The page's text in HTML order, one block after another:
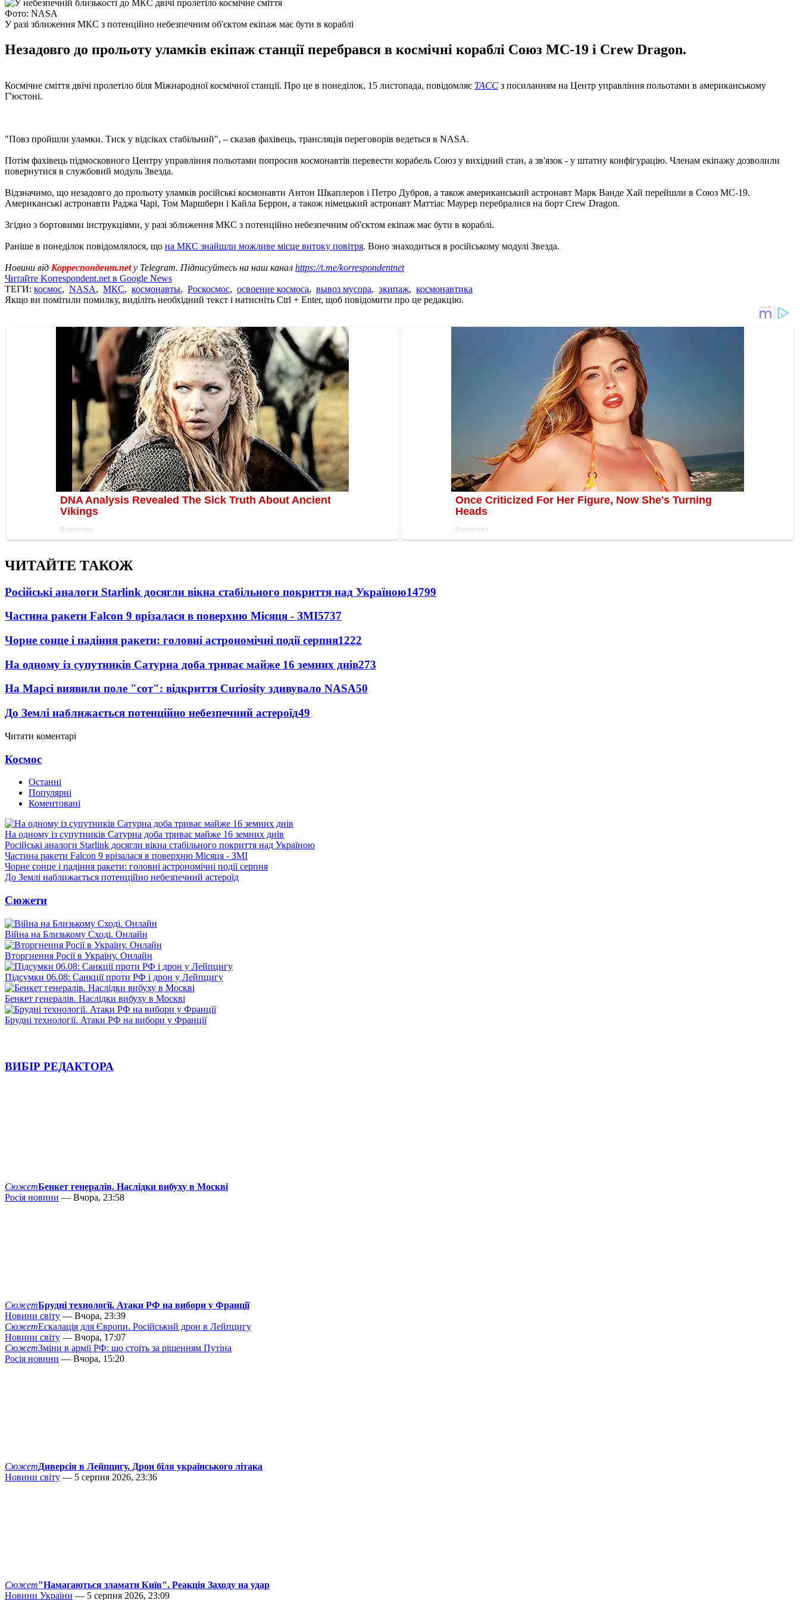
Фото: NASA
У разі зближення МКС з потенційно небезпечним об'єктом екіпаж має бути в кораблі
Незадовго до прольоту уламків екіпаж станції перебрався в космічні кораблі Союз МС-19 і Crew Dragon.
Космічне сміття двічі пролетіло біля Міжнародної космічної станції. Про це в понеділок, 15 листопада, повідомляє ТАСС з посиланням на Центр управління польотами в американському
Г'юстоні.
"Повз пройшли уламки. Тиск у відсіках стабільний", – сказав фахівець, трансляція переговорів ведеться в NASA.
Потім фахівець підмосковного Центру управління польотами попросив космонавтів перевести корабель Союз у вихідний стан, а зв'язок - у штатну конфігурацію. Членам екіпажу дозволили
повернутися в службовий модуль Звезда.
Відзначимо, що незадовго до прольоту уламків російські космонавти Антон Шкаплеров і Петро Дубров, а також американський астронавт Марк Ванде Хай перейшли в Союз МС-19.
Американські астронавти Раджа Чарі, Том Маршберн і Кайла Беррон, а також німецький астронавт Маттіас Маурер перебралися на борт Crew Dragon.
Згідно з бортовими інструкціями, у разі зближення МКС з потенційно небезпечним об'єктом екіпаж має бути в кораблі.
Раніше в понеділок повідомлялося, що на МКС знайшли можливе місце витоку повітря. Воно знаходиться в російському модулі Звезда.
Новини від Корреспондент.netу Telegram. Підписуйтесь на наш канал https://t.me/korrespondentnet
Читайте Korrespondent.net в Google News
ТЕГИ: космос, NASA, МКС, космонавты, Роскосмос, освоение космоса, вывоз мусора, экипаж, космонавтика
Якщо ви помітили помилку, виділіть необхідний текст і натисніть Ctrl + Enter, щоб повідомити про це редакцію.
ЧИТАЙТЕ ТАКОЖ
Російські аналоги Starlink досягли вікна стабільного покриття над Україною14799
Частина ракети Falcon 9 врізалася в поверхню Місяця - ЗМІ5737
Чорне сонце і падіння ракети: головні астрономічні події серпня1222
На одному із супутників Сатурна доба триває майже 16 земних днів273
На Марсі виявили поле "сот": відкриття Curiosity здивувало NASA50
До Землі наближається потенційно небезпечний астероїд49
Читати коментарі
Космос
Останні
Популярні
Коментовані
На одному із супутників Сатурна доба триває майже 16 земних днів
Російські аналоги Starlink досягли вікна стабільного покриття над Україною
Частина ракети Falcon 9 врізалася в поверхню Місяця - ЗМІ
Чорне сонце і падіння ракети: головні астрономічні події серпня
До Землі наближається потенційно небезпечний астероїд
Сюжети
Війна на Близькому Сході. Онлайн
Вторгнення Росії в Україну. Онлайн
Підсумки 06.08: Санкції проти РФ і дрон у Лейпцигу
Бенкет генералів. Наслідки вибуху в Москві
Брудні технології. Атаки РФ на вибори у Франції
ВИБІР РЕДАКТОРА
СюжетБенкет генералів. Наслідки вибуху в Москві
Росія новини — Вчора, 23:58
СюжетБрудні технології. Атаки РФ на вибори у Франції
Новини світу — Вчора, 23:39
СюжетЕскалація для Європи. Російський дрон в Лейпцигу
Новини світу — Вчора, 17:07
СюжетЗміни в армії РФ: що стоїть за рішенням Путіна
Росія новини — Вчора, 15:20
СюжетДиверсія в Лейпцигу. Дрон біля українського літака
Новини світу — 5 серпня 2026, 23:36
Сюжет"Намагаються зламати Київ". Реакція Заходу на удар
Новини України — 5 серпня 2026, 23:09